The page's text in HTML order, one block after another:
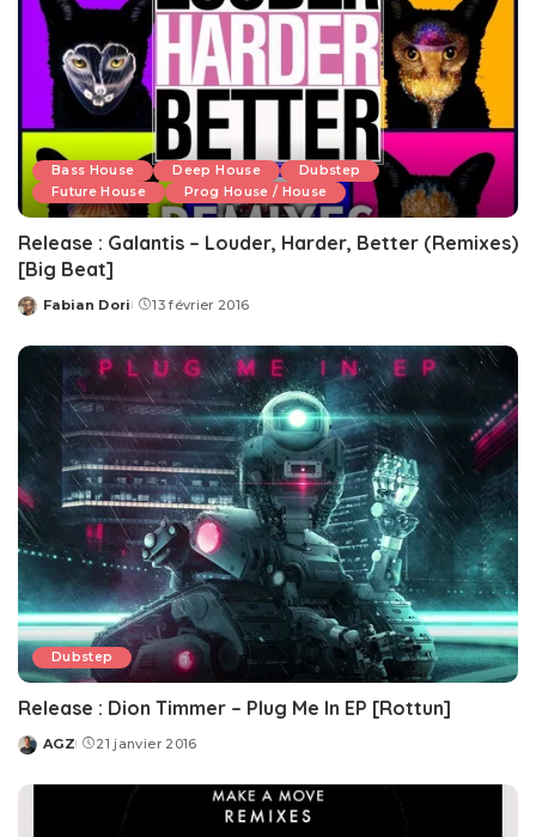
Bass House Deep House
Dubstep
Future House
Prog House / House
Release : Galantis – Louder, Harder, Better (Remixes)
[Big Beat]
Posted
Fabian Dori 13 février 2016
Dubstep
Release : Dion Timmer – Plug Me In EP [Rottun]
Posted
AGZ 21 janvier 2016